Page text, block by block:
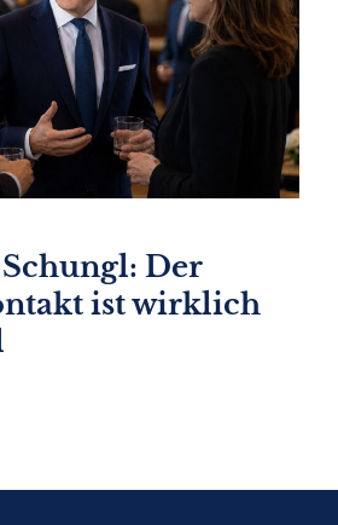
Der
ist wirklich